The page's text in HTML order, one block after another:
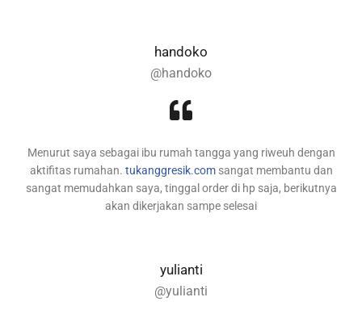
handoko
@handoko
Menurut saya sebagai ibu rumah tangga yang riweuh dengan
aktifitas rumahan. tukanggresik.comsangat membantu dan
sangat memudahkan saya, tinggal order di hp saja, berikutnya
akan dikerjakan sampe selesai
yulianti
@yulianti